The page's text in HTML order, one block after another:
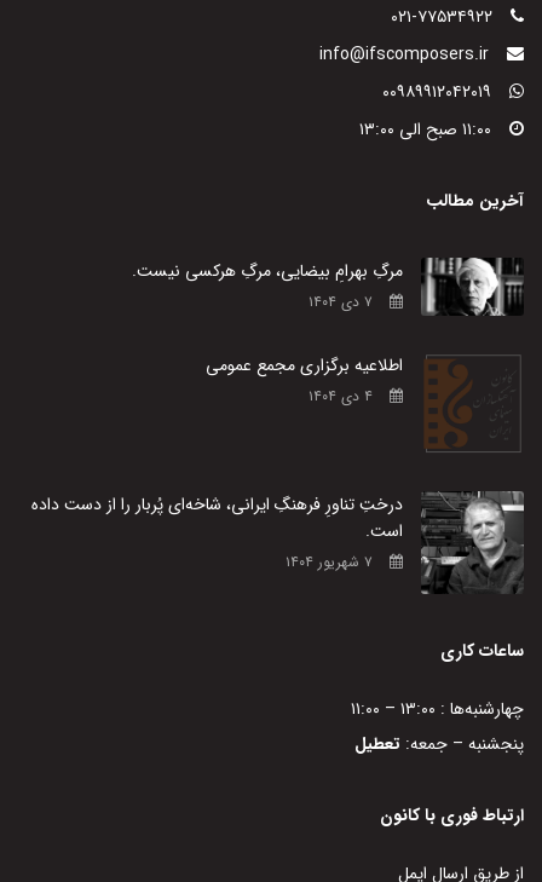
۰۲۱-۷۷۵۳۴۹۲۲
info@ifscomposers.ir
۰۰۹۸۹۹۱۲۰۴۲۰۱۹
۱۱:۰۰ صبح الی ۱۳:۰۰
آخرین مطالب
مرگِ بهرامِ بیضایی، مرگِ هرکسی نیست.
اطلاعیه برگزاری مجمع عمومی
درختِ تناورِ فرهنگِ ایرانی، شاخه‌ای پُربار را از دست داده
است.
ساعات کاری
چهارشنبه‌ها : ۱۳:۰۰ – ۱۱:۰۰
پنجشنبه – جمعه: تعطیل
ارتباط فوری با کانون
از طریق ارسال ایمل